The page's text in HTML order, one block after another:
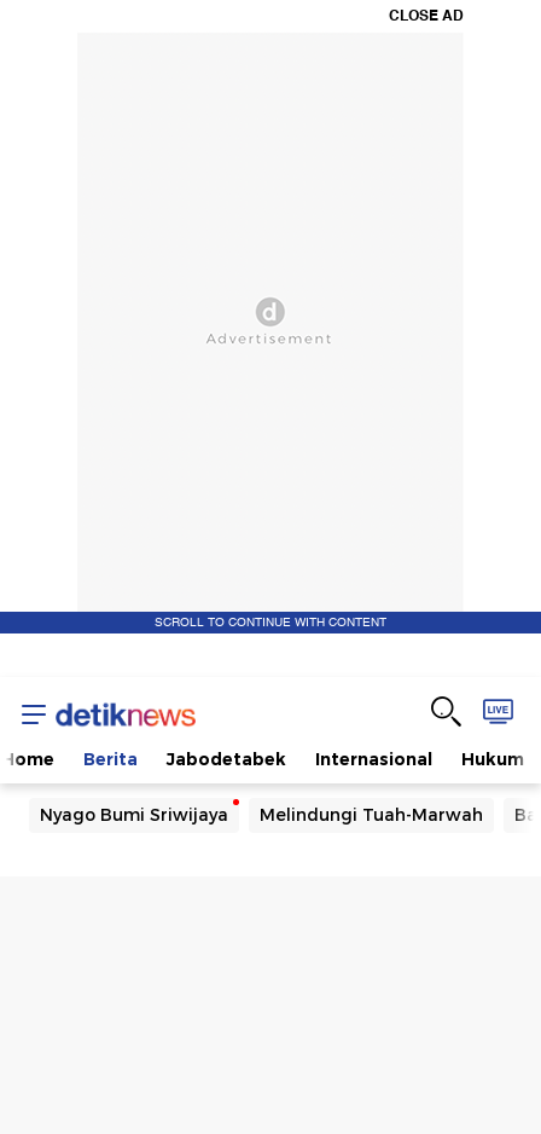
CLOSE AD
SCROLL TO CONTINUE WITH CONTENT
Home Berita Jabodetabek Internasional Hukum
Nyago Bumi Sriwijaya Melindungi Tuah-Marwah